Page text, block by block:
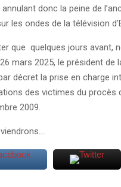
donc la peine de
les ondes de la télévision
que quelques jours avant,
mars 2025, le président de
décret la prise en charge
des victimes du procès
2009.